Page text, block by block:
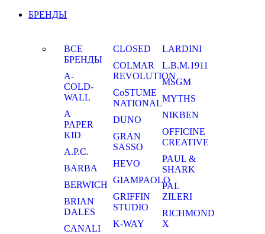
БРЕНДЫ
ВСЕ
БРЕНДЫ
A-
COLD-
WALL
A
PAPER
KID
A.P.C.
BARBA
BERWICH
BRIAN
DALES
CANALI
CLOSED
COLMAR
REVOLUTION
CoSTUME
NATIONAL
DUNO
GRAN
SASSO
HEVO
GIAMPAOLO
GRIFFIN
STUDIO
K-WAY
LARDINI
L.B.M.1911
MSGM
MYTHS
NIKBEN
OFFICINE
CREATIVE
PAUL &
SHARK
PAL
ZILERI
RICHMOND
X